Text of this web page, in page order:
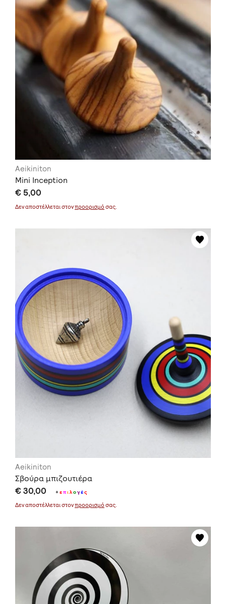
Aeikiniton
Mini Inception
€ 5,00
Δεν αποστέλλεται στονπροορισμό σας.
Aeikiniton
Σβούρα μπιζουτιέρα
€ 30,00 +επιλογές
Δεν αποστέλλεται στονπροορισμό σας.